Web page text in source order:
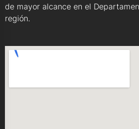
de mayor alcance en el
región.